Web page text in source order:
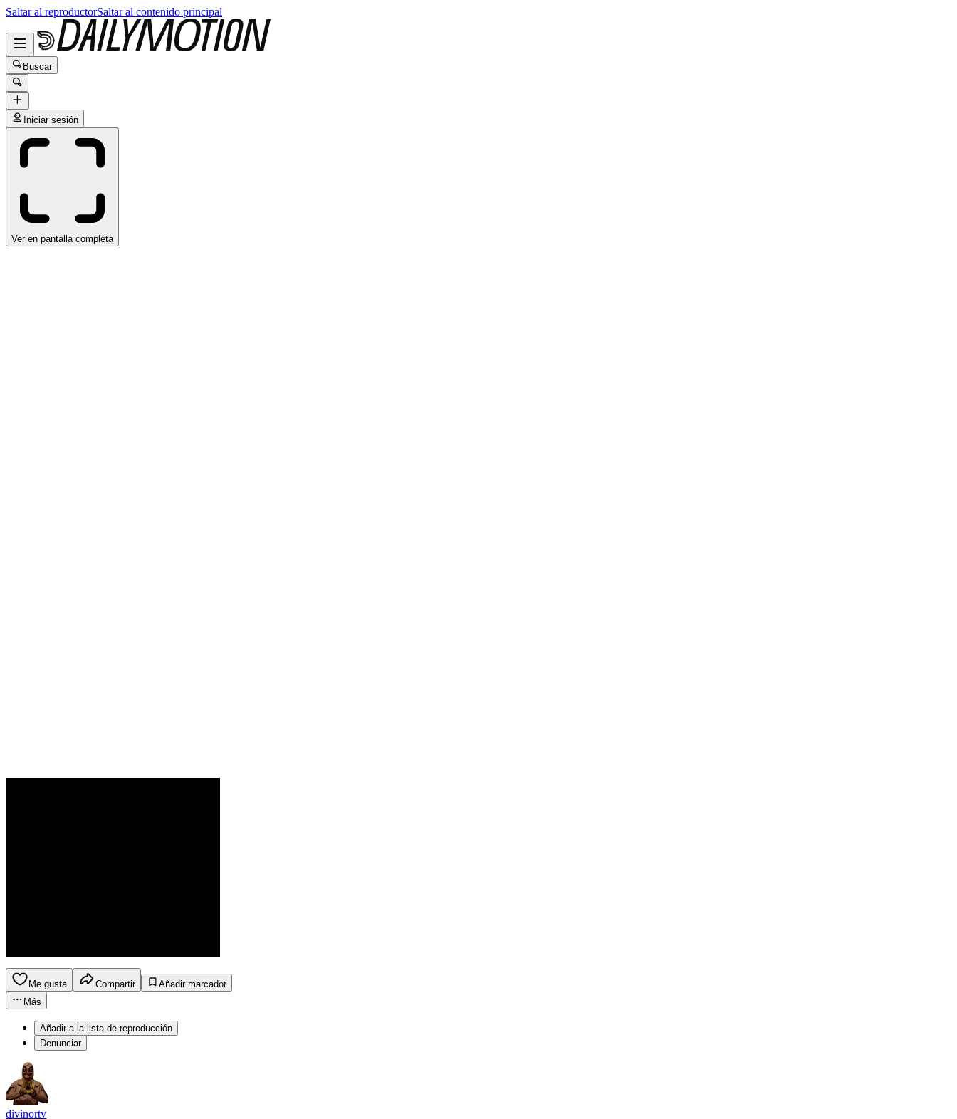
Saltar al reproductorSaltar al contenido principal
Buscar
Iniciar sesión
Ver en pantalla completa
Me gusta Compartir
Añadir marcador
Más
Añadir a la lista de reproducción
Denunciar
divinortv